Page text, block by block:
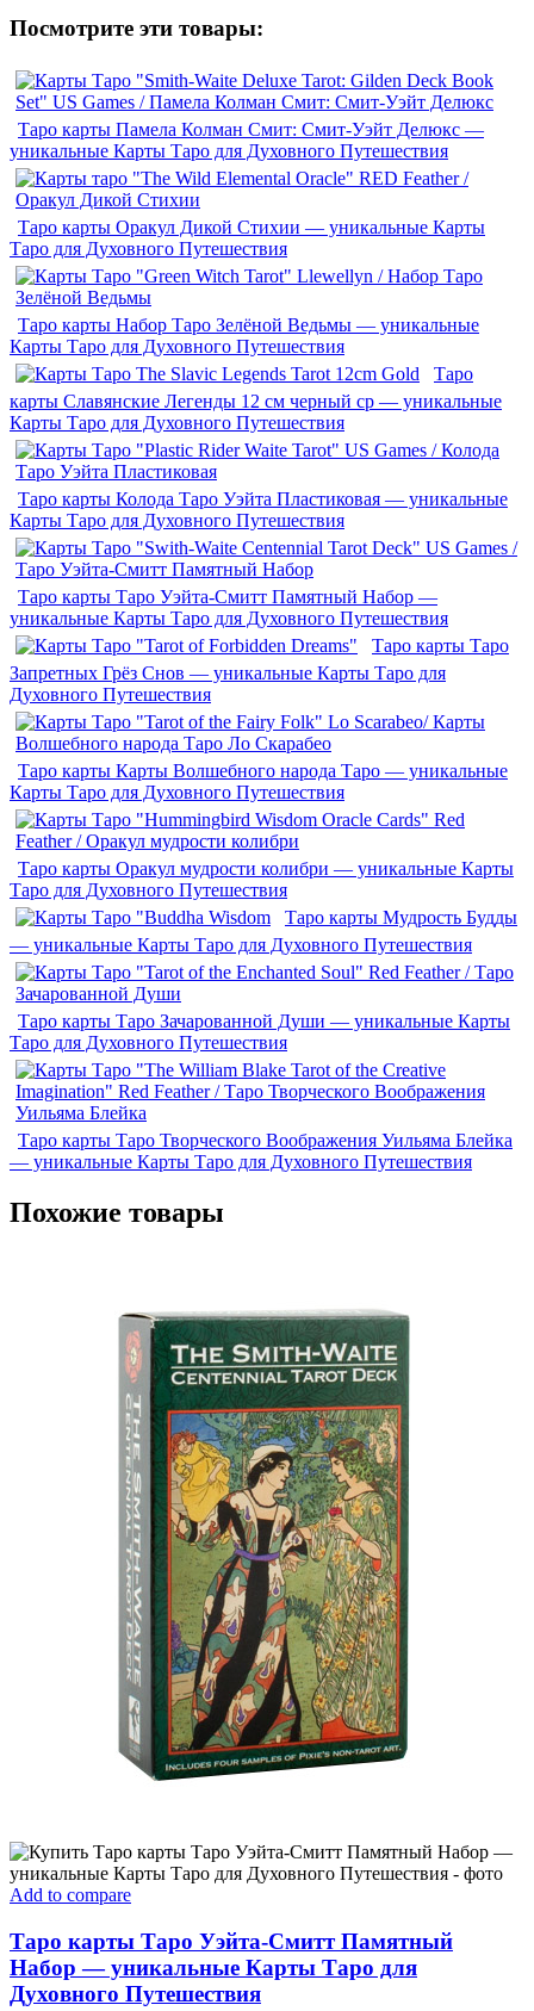
Посмотрите эти товары:
Таро карты Памела Колман Смит: Смит-Уэйт Делюкс —
уникальные Карты Таро для Духовного Путешествия
Таро карты Оракул Дикой Стихии — уникальные Карты
Таро для Духовного Путешествия
Таро карты Набор Таро Зелёной Ведьмы — уникальные
Карты Таро для Духовного Путешествия
Таро
карты Славянские Легенды 12 см черный ср — уникальные
Карты Таро для Духовного Путешествия
Таро карты Колода Таро Уэйта Пластиковая — уникальные
Карты Таро для Духовного Путешествия
Таро карты Таро Уэйта-Смитт Памятный Набор —
уникальные Карты Таро для Духовного Путешествия
Таро карты Таро
Запретных Грёз Снов — уникальные Карты Таро для
Духовного Путешествия
Таро карты Карты Волшебного народа Таро — уникальные
Карты Таро для Духовного Путешествия
Таро карты Оракул мудрости колибри — уникальные Карты
Таро для Духовного Путешествия
Таро карты Мудрость Будды
— уникальные Карты Таро для Духовного Путешествия
Таро карты Таро Зачарованной Души — уникальные Карты
Таро для Духовного Путешествия
Таро карты Таро Творческого Воображения Уильяма Блейка
— уникальные Карты Таро для Духовного Путешествия
Похожие товары
Add to compare
Таро карты Таро Уэйта-Смитт Памятный
Набор — уникальные Карты Таро для
Духовного Путешествия